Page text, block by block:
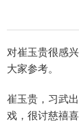
对崔玉贵很感
大家参考。
崔玉贵，习武
戏，很讨慈禧喜